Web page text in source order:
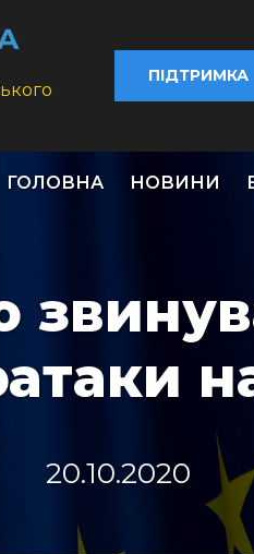
ПІДТРИМКА
ГОЛОВНА НОВИНИ
20.10.2020